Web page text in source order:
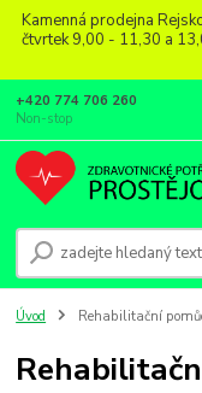
Kamenná prodejna
čtvrtek 9,00 - 11,30 a
+420 774 706 260
Non-stop
Úvod Rehabilitační